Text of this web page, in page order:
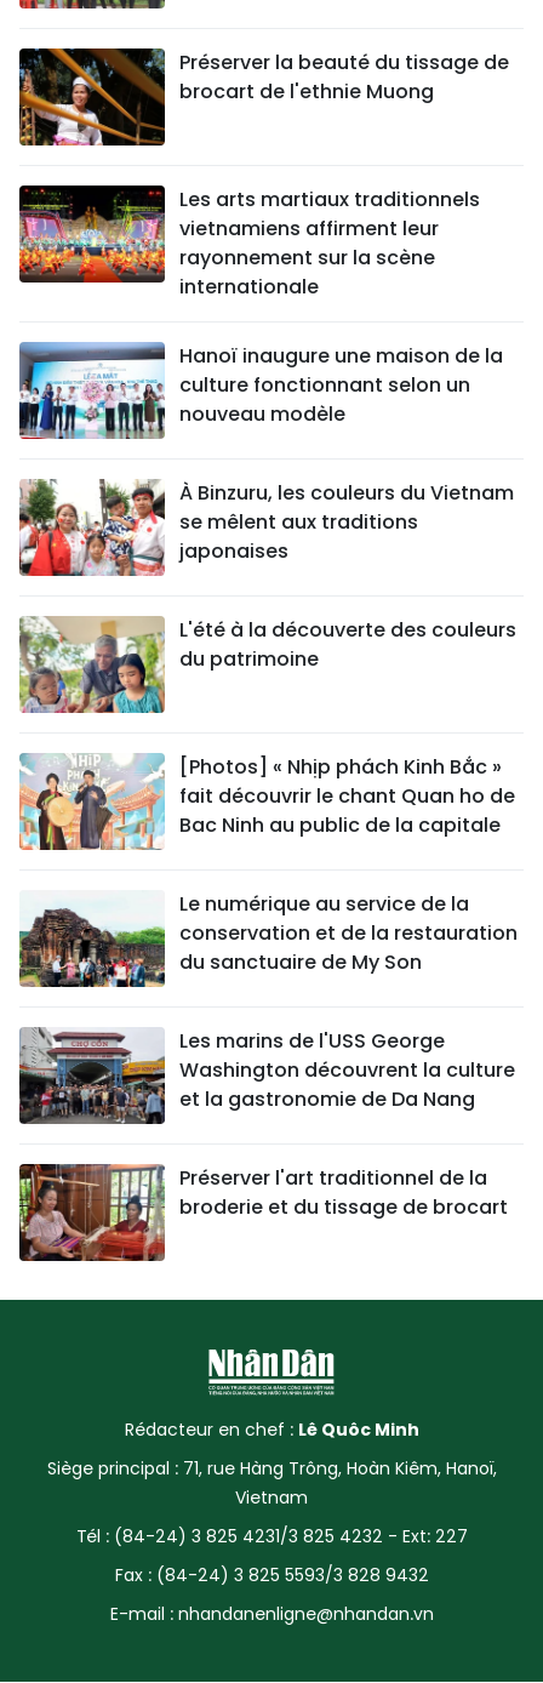
Préserver la beauté du tissage de
brocart de l'ethnie Muong
Les arts martiaux traditionnels
vietnamiens affirment leur
rayonnement sur la scène
internationale
Hanoï inaugure une maison de la
culture fonctionnant selon un
nouveau modèle
À Binzuru, les couleurs du Vietnam
se mêlent aux traditions
japonaises
L'été à la découverte des couleurs
du patrimoine
[Photos] « Nhịp phách Kinh Bắc »
fait découvrir le chant Quan ho de
Bac Ninh au public de la capitale
Le numérique au service de la
conservation et de la restauration
du sanctuaire de My Son
Les marins de l'USS George
Washington découvrent la culture
et la gastronomie de Da Nang
Préserver l'art traditionnel de la
broderie et du tissage de brocart
Rédacteur en chef : Lê Quôc Minh
Siège principal : 71, rue Hàng Trông, Hoàn Kiêm, Hanoï,
Vietnam
Tél : (84-24) 3 825 4231/3 825 4232 - Ext: 227
Fax : (84-24) 3 825 5593/3 828 9432
E-mail : nhandanenligne@nhandan.vn